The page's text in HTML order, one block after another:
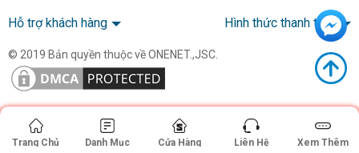
Hỗ trợ khách hàng Hình thức thanh toán
Trang Chủ Danh Mục Cửa Hàng Liên Hệ Xem Thêm
© 2019 Bản quyền thuộc về ONENET.,JSC.